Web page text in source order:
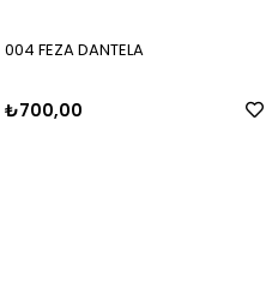
004 FEZA DANTELA
₺700,00